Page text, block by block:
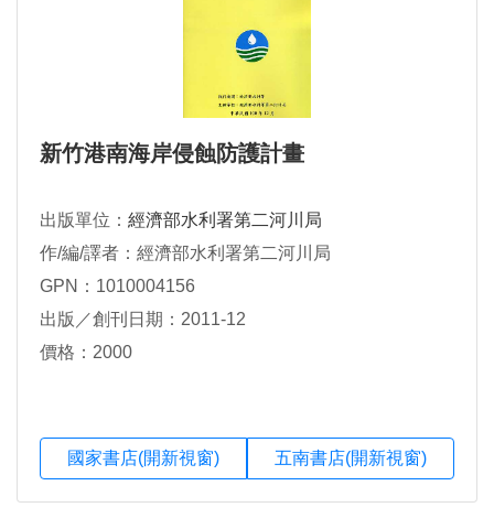
新竹港南海岸侵蝕防護計畫
出版單位： 經濟部水利署第二河川局
作/編/譯者：經濟部水利署第二河川局
GPN：1010004156
出版／創刊日期：2011-12
價格：2000
國家書店(開新視窗) 五南書店(開新視窗)